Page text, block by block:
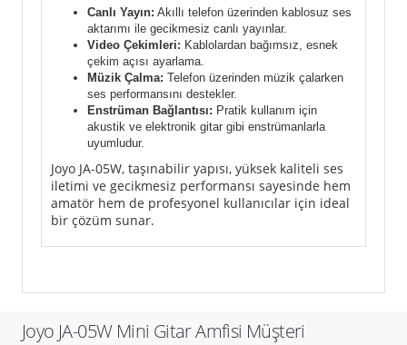
Canlı Yayın: Akıllı telefon üzerinden kablosuz ses
aktarımı ile gecikmesiz canlı yayınlar.
Video Çekimleri: Kablolardan bağımsız, esnek
çekim açısı ayarlama.
Müzik Çalma: Telefon üzerinden müzik çalarken
ses performansını destekler.
Enstrüman Bağlantısı: Pratik kullanım için
akustik ve elektronik gitar gibi enstrümanlarla
uyumludur.
Joyo JA-05W, taşınabilir yapısı, yüksek kaliteli ses
iletimi ve gecikmesiz performansı sayesinde hem
amatör hem de profesyonel kullanıcılar için ideal
bir çözüm sunar.
Joyo JA-05W Mini Gitar Amfisi Müşteri